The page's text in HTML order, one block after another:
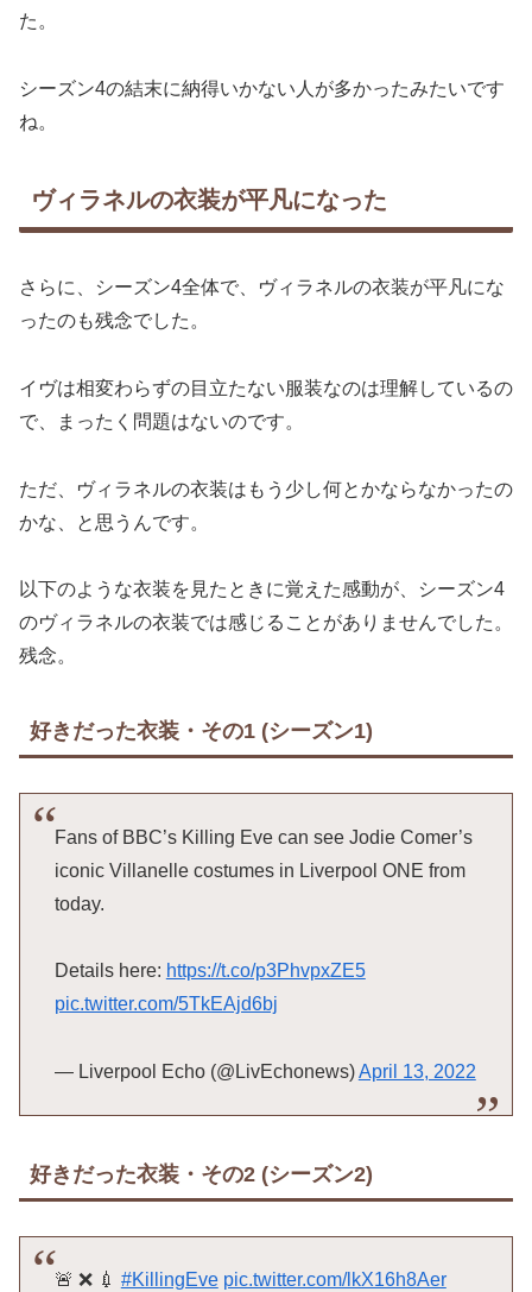
た。
シーズン4の結末に納得いかない人が多かったみたいです
ね。
ヴィラネルの衣装が平凡になった
さらに、シーズン4全体で、ヴィラネルの衣装が平凡にな
ったのも残念でした。
イヴは相変わらずの目立たない服装なのは理解しているの
で、まったく問題はないのです。
ただ、ヴィラネルの衣装はもう少し何とかならなかったの
かな、と思うんです。
以下のような衣装を見たときに覚えた感動が、シーズン4
のヴィラネルの衣装では感じることがありませんでした。
残念。
好きだった衣装・その1 (シーズン1)
Fans of BBC’s Killing Eve can see Jodie Comer’s
iconic Villanelle costumes in Liverpool ONE from
today.
Details here: https://t.co/p3PhvpxZE5
pic.twitter.com/5TkEAjd6bj
— Liverpool Echo (@LivEchonews)April 13, 2022
好きだった衣装・その2 (シーズン2)
🚨 ❌ 💉 #KillingEve pic.twitter.com/lkX16h8Aer